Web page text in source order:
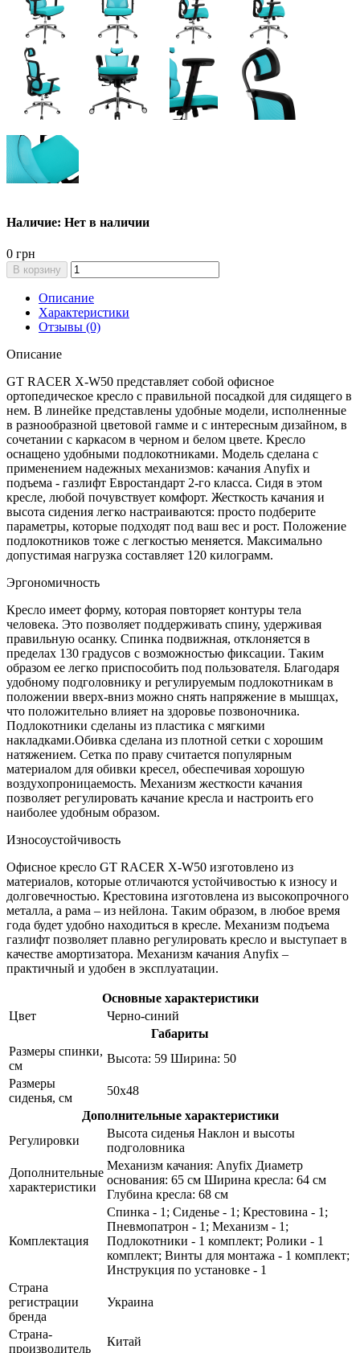
Наличие: Нет в наличии
0 грн
В корзину
Описание
Характеристики
Отзывы (0)
Описание
GT RACER X-W50 представляет собой офисное
ортопедическое кресло с правильной посадкой для сидящего в
нем. В линейке представлены удобные модели, исполненные
в разнообразной цветовой гамме и с интересным дизайном, в
сочетании с каркасом в черном и белом цвете. Кресло
оснащено удобными подлокотниками. Модель сделана с
применением надежных механизмов: качания Anyfix и
подъема - газлифт Евростандарт 2-го класса. Сидя в этом
кресле, любой почувствует комфорт. Жесткость качания и
высота сидения легко настраиваются: просто подберите
параметры, которые подходят под ваш вес и рост. Положение
подлокотников тоже с легкостью меняется. Максимально
допустимая нагрузка составляет 120 килограмм.
Эргономичность
Кресло имеет форму, которая повторяет контуры тела
человека. Это позволяет поддерживать спину, удерживая
правильную осанку. Спинка подвижная, отклоняется в
пределах 130 градусов с возможностью фиксации. Таким
образом ее легко приспособить под пользователя. Благодаря
удобному подголовнику и регулируемым подлокотникам в
положении вверх-вниз можно снять напряжение в мышцах,
что положительно влияет на здоровье позвоночника.
Подлокотники сделаны из пластика с мягкими
накладками.Обивка сделана из плотной сетки с хорошим
натяжением. Сетка по праву считается популярным
материалом для обивки кресел, обеспечивая хорошую
воздухопроницаемость. Механизм жесткости качания
позволяет регулировать качание кресла и настроить его
наиболее удобным образом.
Износоустойчивость
Офисное кресло GT RACER X-W50 изготовлено из
материалов, которые отличаются устойчивостью к износу и
долговечностью. Крестовина изготовлена из высокопрочного
металла, а рама – из нейлона. Таким образом, в любое время
года будет удобно находиться в кресле. Механизм подъема
газлифт позволяет плавно регулировать кресло и выступает в
качестве амортизатора. Механизм качания Anyfix –
практичный и удобен в эксплуатации.
Основные характеристики
Цвет
Черно-синий
Габариты
Размеры спинки,
см
Высота: 59 Ширина: 50
Размеры
сиденья, см
50х48
Дополнительные характеристики
Регулировки
Высота сиденья Наклон и высоты
подголовника
Дополнительные
характеристики
Механизм качания: Anyfix Диаметр
основания: 65 см Ширина кресла: 64 см
Глубина кресла: 68 см
Комплектация
Спинка - 1; Сиденье - 1; Крестовина - 1;
Пневмопатрон - 1; Механизм - 1;
Подлокотники - 1 комплект; Ролики - 1
комплект; Винты для монтажа - 1 комплект;
Инструкция по установке - 1
Страна
регистрации
бренда
Украина
Страна-
производитель
Китай